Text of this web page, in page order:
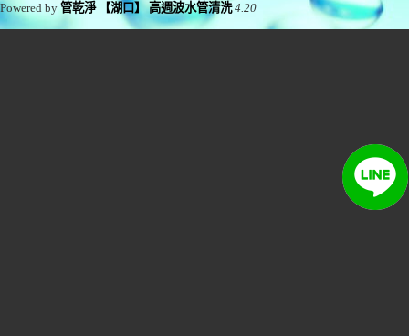
Powered by管乾淨 【湖口】 高週波水管清洗 4.20